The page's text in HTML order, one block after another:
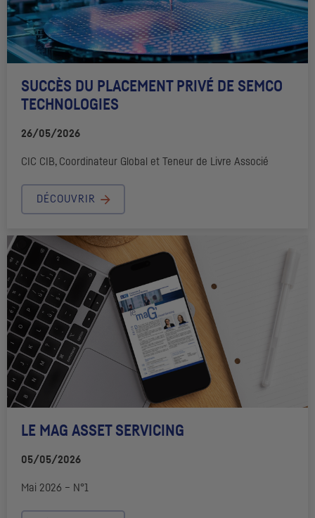
SUCCÈS DU PLACEMENT PRIVÉ DE SEMCO
TECHNOLOGIES
26/05/2026
CIC CIB, Coordinateur Global et Teneur de Livre Associé
DÉCOUVRIR
LE MAG ASSET SERVICING
05/05/2026
Mai 2026 – N°1